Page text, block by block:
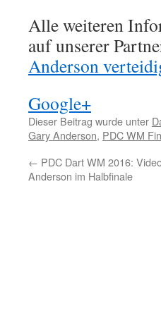
Alle weiteren
auf unserer
Anderson
Google+
Dieser Beitrag wurde unter
Gary Anderson, PDC WM
← PDC Dart WM 2016:
Anderson im Halbfinale